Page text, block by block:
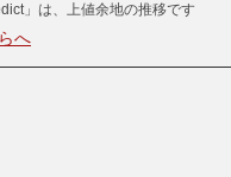
」は、上値余地の推移です
へ